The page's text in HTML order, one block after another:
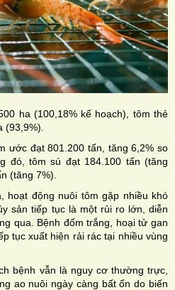
ha (100,18% kế hoạch), tôm thẻ
(93,9%).
ước đạt 801.200 tấn, tăng 6,2% so
đó, tôm sú đạt 184.100 tấn (tăng
(tăng 7%).
hoạt động nuôi tôm gặp nhiều khó
sản tiếp tục là một rủi ro lớn, diễn
qua. Bệnh đốm trắng, hoại tử gan
tục xuất hiện rải rác tại nhiều vùng
bệnh vẫn là nguy cơ thường trực,
ao nuôi ngày càng bất ổn do biến